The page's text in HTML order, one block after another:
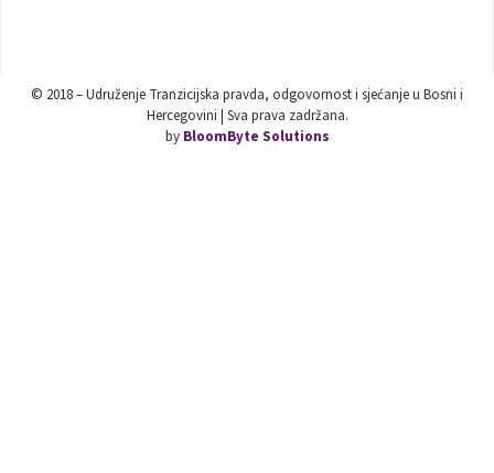
© 2018 – Udruženje Tranzicijska pravda, odgovornost i sjećanje u Bosni i
Hercegovini | Sva prava zadržana.
by BloomByte Solutions